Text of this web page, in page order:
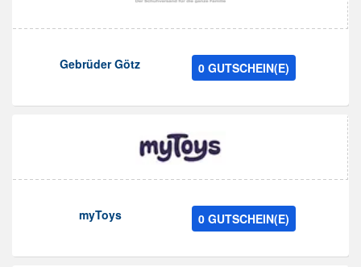
Gebrüder Götz 0 GUTSCHEIN(E)
myToys 0 GUTSCHEIN(E)